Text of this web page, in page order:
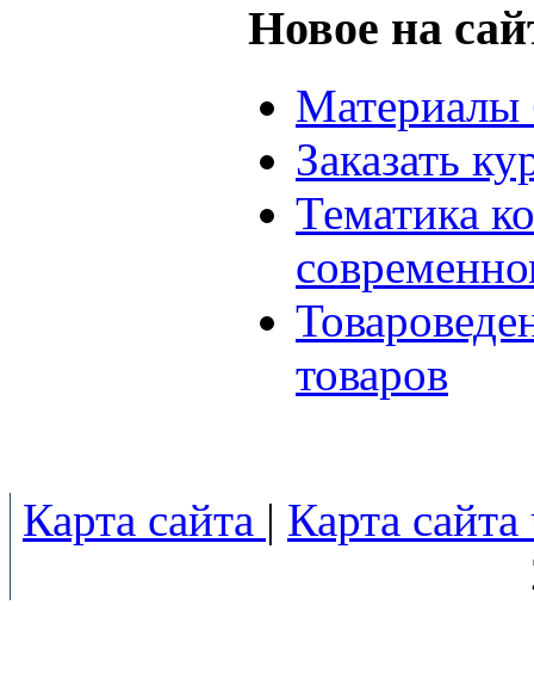
Новое на
Материалы
Заказать
Тематика
товаров
Карта сайта | Карта сайта